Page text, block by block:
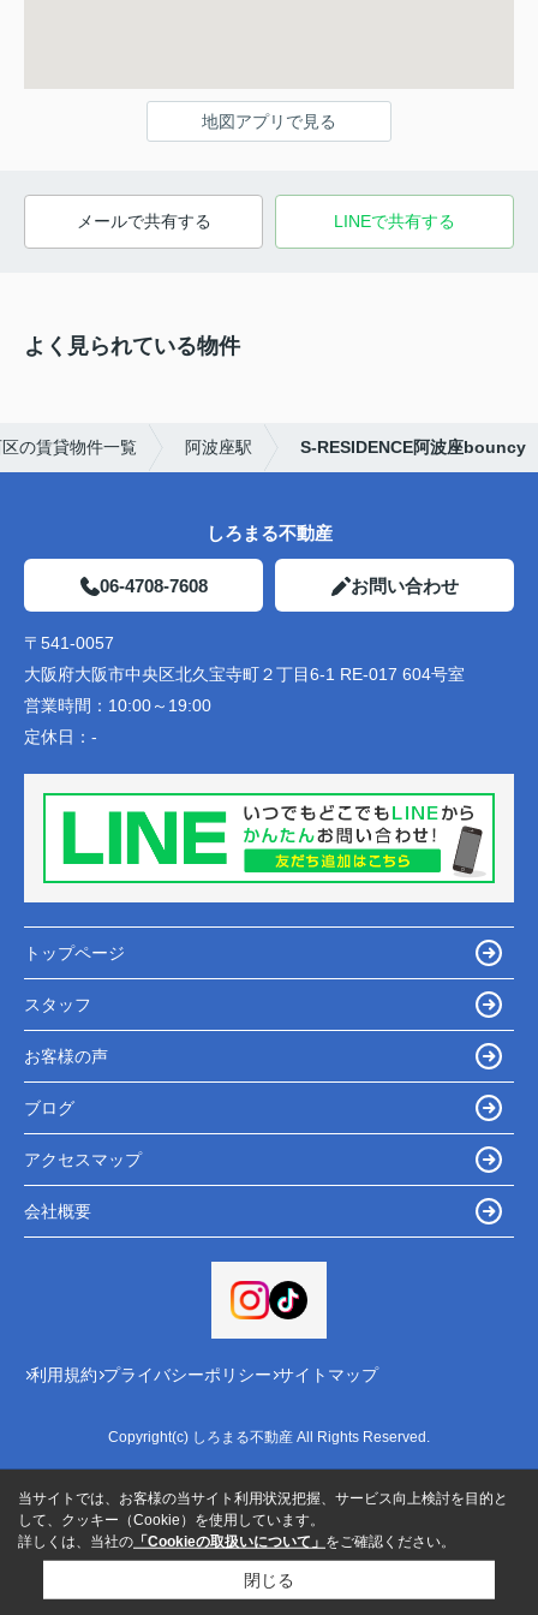
地図アプリで見る
メールで共有する LINEで共有する
よく見られている物件
の賃貸物件一覧 阿波座駅 S-RESIDENCE阿波座bouncy
しろまる不動産
06-4708-7608 お問い合わせ
〒541-0057
大阪府大阪市中央区北久宝寺町２丁目6-1 RE-017 604号室
営業時間： 10:00～19:00
定休日： -
トップページ
スタッフ
お客様の声
ブログ
アクセスマップ
会社概要
利用規約 プライバシーポリシー サイトマップ
Copyright(c) しろまる不動産 All Rights Reserved.
当サイトでは、お客様の当サイト利用状況把握、サービス向上検討を目的と
して、クッキー（Cookie）を使用しています。
詳しくは、当社の 「Cookieの取扱いについて」 をご確認ください。
閉じる